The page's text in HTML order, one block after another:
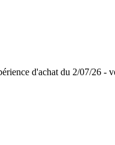
d'achat du 2/07/26 -